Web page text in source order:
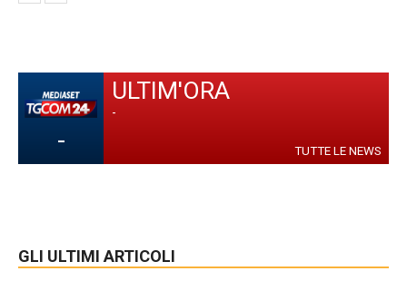
-
ULTIM'ORA
-
TUTTE LE NEWS
GLI ULTIMI ARTICOLI